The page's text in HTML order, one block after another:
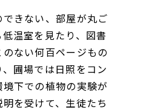
きない、部屋が丸ご
温室を見たり、図書
ない何百ページもの
圃場では日照をコン
下での植物の実験が
を受けて、生徒たち